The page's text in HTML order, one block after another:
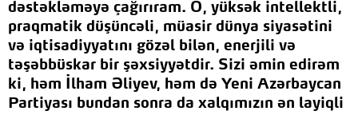
dəstəkləməyə çağırıram. O, yüksək intellektli,
praqmatik düşüncəli, müasir dünya siyasətini
və iqtisadiyyatını gözəl bilən, enerjili və
təşəbbüskar bir şəxsiyyətdir. Sizi əmin edirəm
ki, həm İlham Əliyev, həm də Yeni Azərbaycan
Partiyası bundan sonra da xalqımızın ən layiqli